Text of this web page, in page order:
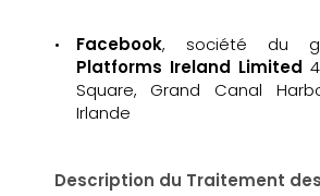
Facebook, société du
Platforms Ireland Limited
Square, Grand Canal
Irlande
Description du Traitement